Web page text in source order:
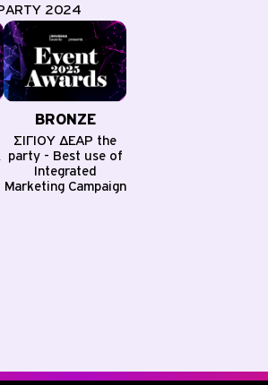
2024
BRONZE
ΣΙΓΙΟΥ ΔΕΑΡ the
party - Best use of
Integrated
Marketing Campaign